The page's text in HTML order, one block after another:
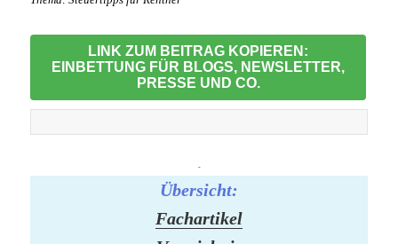
LINK ZUM BEITRAG KOPIEREN:
EINBETTUNG FÜR BLOGS, NEWSLETTER,
PRESSE UND CO.
-
Übersicht:
Fachartikel